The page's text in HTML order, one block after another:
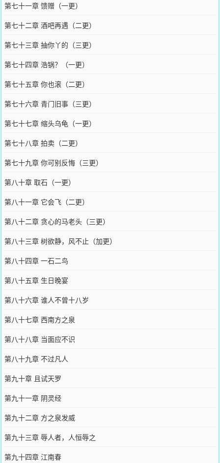
第七十一章 馈赠（一更）
第七十二章 酒吧再遇（二更）
第七十三章 抽你丫的（三更）
第七十四章 浩锅？（一更）
第七十五章 你也滚（二更）
第七十六章 青门旧事（三更）
第七十七章 缩头乌龟（一更）
第七十八章 拍卖（二更）
第七十九章 你可别反悔（三更）
第八十章 取石（一更）
第八十一章 它会飞（二更）
第八十二章 贪心的马老头（三更）
第八十三章 树欲静，风不止（加更）
第八十四章 一石二鸟
第八十五章 生日晚宴
第八十六章 谁人不曾十八岁
第八十七章 西南方之泉
第八十八章 当面应不识
第八十九章 不过凡人
第九十章 且试天罗
第九十一章 阴灵经
第九十二章 方之泉发威
第九十三章 辱人者，人恒辱之
第九十四章 江南春